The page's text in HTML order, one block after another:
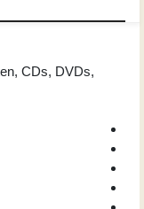
CDs, DVDs,